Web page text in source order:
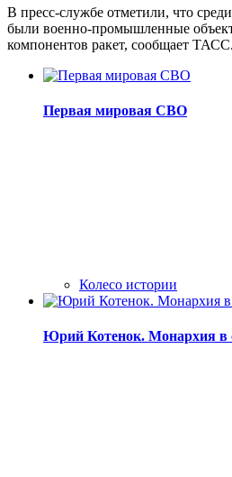
В пресс-службе отметили, что
были военно-промышленные
компонентов ракет, сообщает ТАСС.
Первая мировая СВО
Колесо истории
Юрий Котенок. Монархия в